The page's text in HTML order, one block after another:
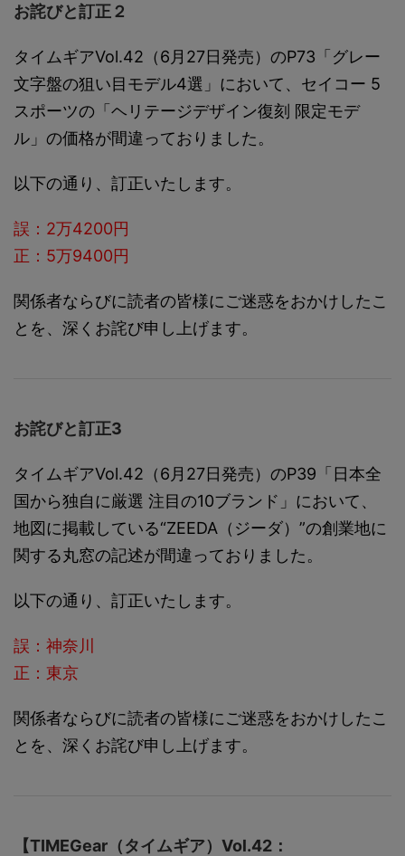
お詫びと訂正２
タイムギアVol.42（6月27日発売）のP73「グレー
文字盤の狙い目モデル4選」において、セイコー 5
スポーツの「ヘリテージデザイン復刻 限定モデ
ル」の価格が間違っておりました。
以下の通り、訂正いたします。
誤：2万4200円
正：5万9400円
関係者ならびに読者の皆様にご迷惑をおかけしたこ
とを、深くお詫び申し上げます。
お詫びと訂正3
タイムギアVol.42（6月27日発売）のP39「日本全
国から独自に厳選 注目の10ブランド」において、
地図に掲載している“ZEEDA（ジーダ）”の創業地に
関する丸窓の記述が間違っておりました。
以下の通り、訂正いたします。
誤：神奈川
正：東京
関係者ならびに読者の皆様にご迷惑をおかけしたこ
とを、深くお詫び申し上げます。
【TIMEGear（タイムギア）Vol.42：